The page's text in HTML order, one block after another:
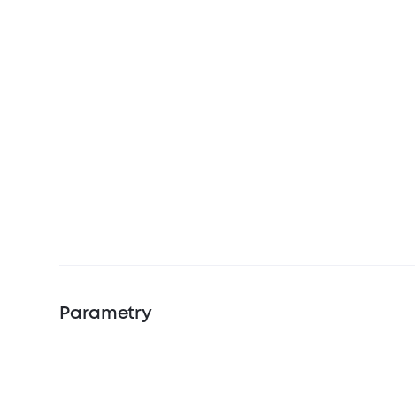
Parametry